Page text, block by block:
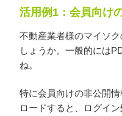
活用例1：会員向け
不動産業者様のマイソ
しょうか。一般的には
ね。
特に会員向けの非公開
ロードすると、ログイ